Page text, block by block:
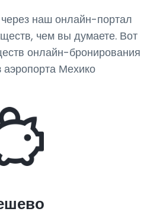
наш онлайн-портал
чем вы думаете. Вот
онлайн-бронирования
Мехико